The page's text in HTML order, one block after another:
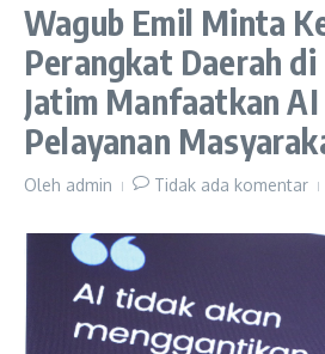
Wagub Emil Minta
Perangkat Daerah
Jatim Manfaatkan
Pelayanan
Oleh admin Tidak ada komentar